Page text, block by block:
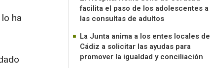
ha
facilita el paso de los adolescentes a
las consultas de adultos
La Junta anima a los entes locales de
Cádiz a solicitar las ayudas para
promover la igualdad y conciliación